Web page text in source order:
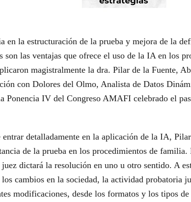
en la estructuración de la prueba y mejora de la
son las ventajas que ofrece el uso de la IA en los
magistralmente la dra. Pilar de la Fuente,
con Dolores del Olmo, Analista de Datos
Ponencia IV del Congreso AMAFI celebrado el
entrar detalladamente en la aplicación de la IA,
de la prueba en los procedimientos de familia.
dictará la resolución en uno u otro sentido. A
los cambios en la sociedad, la actividad probatoria
modificaciones, desde los formatos y los tipos